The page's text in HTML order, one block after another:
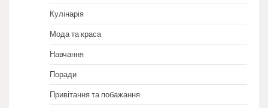
Кулінарія
Мода та краса
Навчання
Поради
Привітання та побажання